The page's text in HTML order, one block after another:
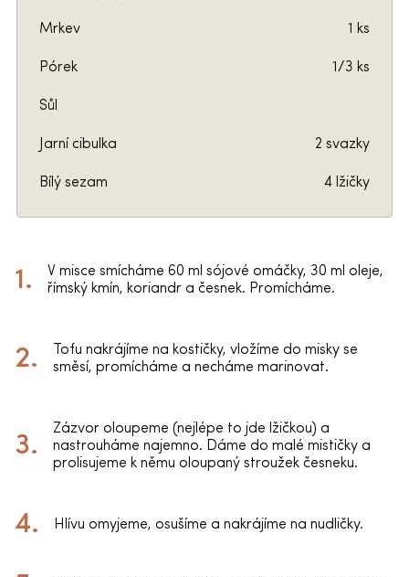
Mrkev 1 ks
Pórek 1/3 ks
Sůl
Jarní cibulka 2 svazky
Bílý sezam 4 lžičky
V misce smícháme 60 ml sójové omáčky, 30 ml oleje,
římský kmín, koriandr a česnek. Promícháme.
Tofu nakrájíme na kostičky, vložíme do misky se
směsí, promícháme a necháme marinovat.
Zázvor oloupeme (nejlépe to jde lžičkou) a
nastrouháme najemno. Dáme do malé mističky a
prolisujeme k němu oloupaný stroužek česneku.
Hlívu omyjeme, osušíme a nakrájíme na nudličky.